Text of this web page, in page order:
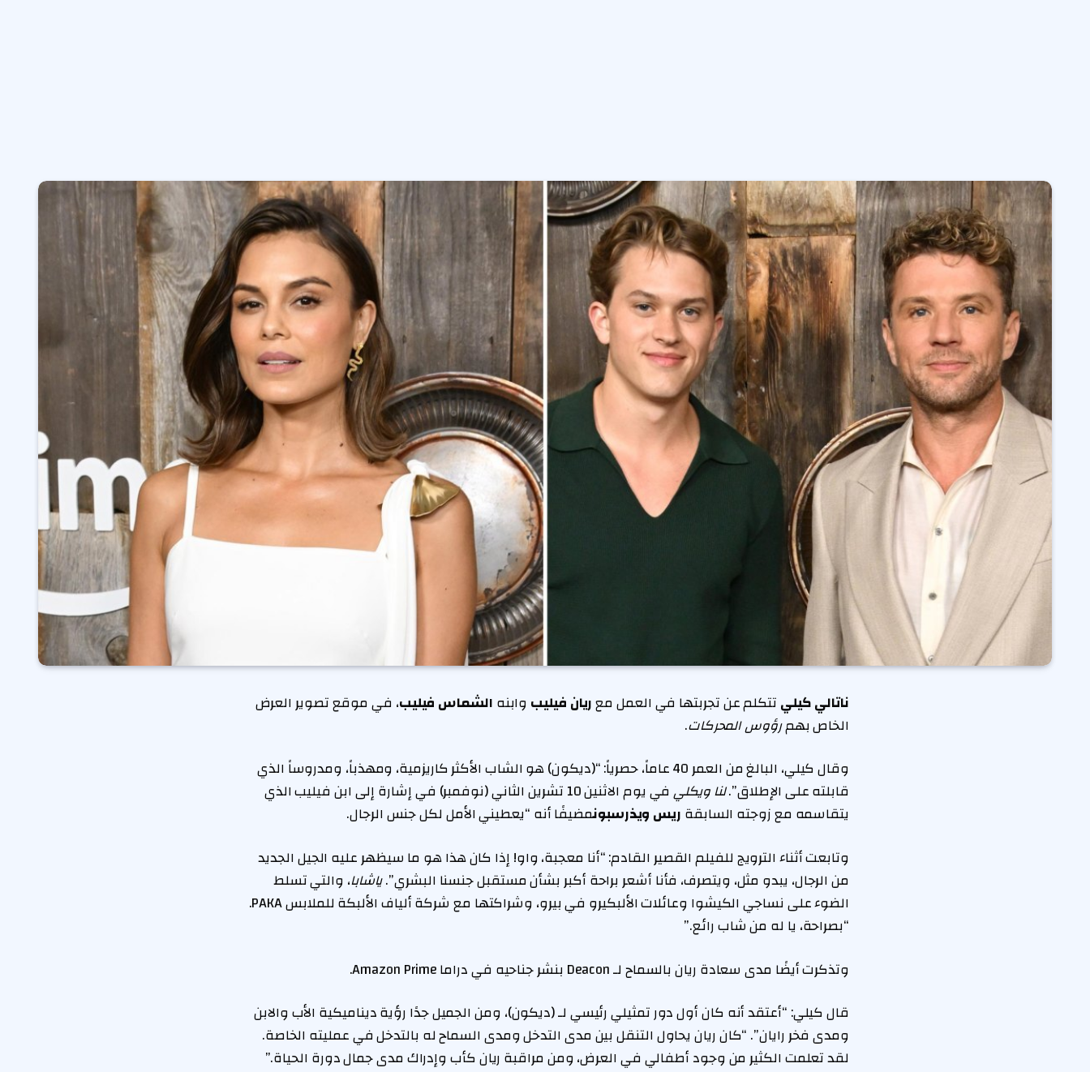
ناتالي كيلي تتكلم عن تجربتها في العمل معريان فيليب وابنه الشماس فيليب، في موقع تصوير العرض
الخاص بهمرؤوس المحركات.
وقال كيلي، البالغ من العمر 40 عاماً، حصرياً: “(ديكون) هو الشاب الأكثر كاريزمية، ومهذباً، ومدروساً الذي
قابلته على الإطلاق”.لنا ويكلي
في يوم الاثنين 10 تشرين الثاني (نوفمبر) في إشارة إلى ابن فيليب الذي
يتقاسمه مع زوجته السابقة ريس ويذرسبونمضيفًا أنه “يعطيني الأمل لكل جنس الرجال.
وتابعت أثناء الترويج للفيلم القصير القادم: “أنا معجبة، واو! إذا كان هذا هو ما سيظهر عليه الجيل الجديد
من الرجال، يبدو مثل، ويتصرف، فأنا أشعر براحة أكبر بشأن مستقبل جنسنا البشري”.ياشابا، والتي تسلط
الضوء على نساجي الكيشوا وعائلات الألبكيرو في بيرو، وشراكتها مع شركة ألياف الألبكة للملابس PAKA.
“بصراحة، يا له من شاب رائع.”
وتذكرت أيضًا مدى سعادة ريان بالسماح لـ Deacon بنشر جناحيه في دراما Amazon Prime.
قال كيلي: “أعتقد أنه كان أول دور تمثيلي رئيسي لـ (ديكون)، ومن الجميل جدًا رؤية ديناميكية الأب والابن
ومدى فخر رايان”. “كان ريان يحاول التنقل بين مدى التدخل ومدى السماح له بالتدخل في عمليته الخاصة.
لقد تعلمت الكثير من وجود أطفالي في العرض، ومن مراقبة ريان كأب وإدراك مدى جمال دورة الحياة.”